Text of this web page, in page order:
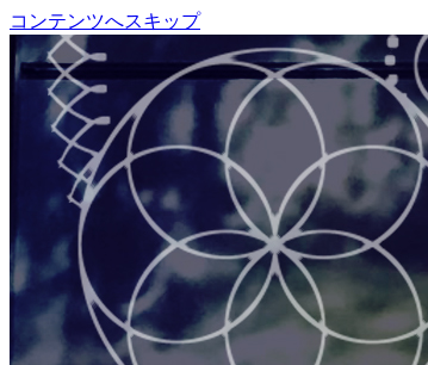
コンテンツへスキップ